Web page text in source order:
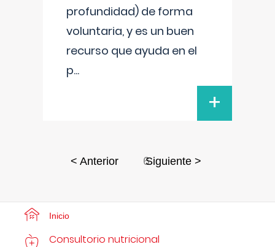
profundidad) de forma
voluntaria, y es un buen
recurso que ayuda en el
p...
+
< Anterior 6Siguiente >
Inicio
Consultorio nutricional